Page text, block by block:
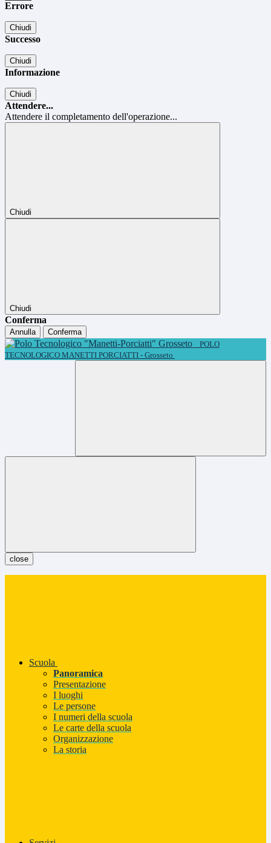
Errore
Chiudi
Successo
Chiudi
Informazione
Chiudi
Attendere...
Attendere il completamento dell'operazione...
Chiudi
Chiudi
Conferma
Annulla
Conferma
POLO
TECNOLOGICO MANETTI PORCIATTI - Grosseto
close
Scuola
Panoramica
Presentazione
I luoghi
Le persone
I numeri della scuola
Le carte della scuola
Organizzazione
La storia